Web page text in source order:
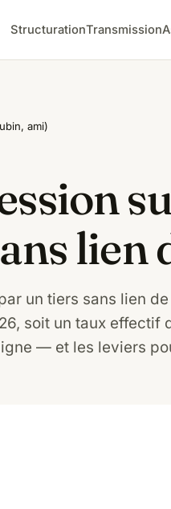
StructurationTransmission
ami)
lien
un tiers sans lien
soit un taux effectif
— et les leviers